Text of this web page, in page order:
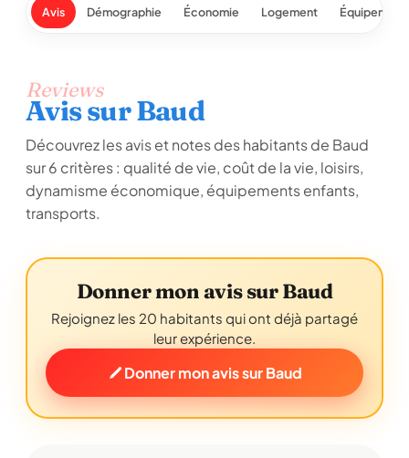
Avis Démographie Économie Logement
Reviews
Avis sur Baud
Découvrez les avis et notes des habitants de Baud
sur 6 critères : qualité de vie, coût de la vie, loisirs,
dynamisme économique, équipements enfants,
transports.
Donner mon avis sur Baud
Rejoignez les 20 habitants qui ont déjà partagé
leur expérience.
Donner mon avis sur Baud